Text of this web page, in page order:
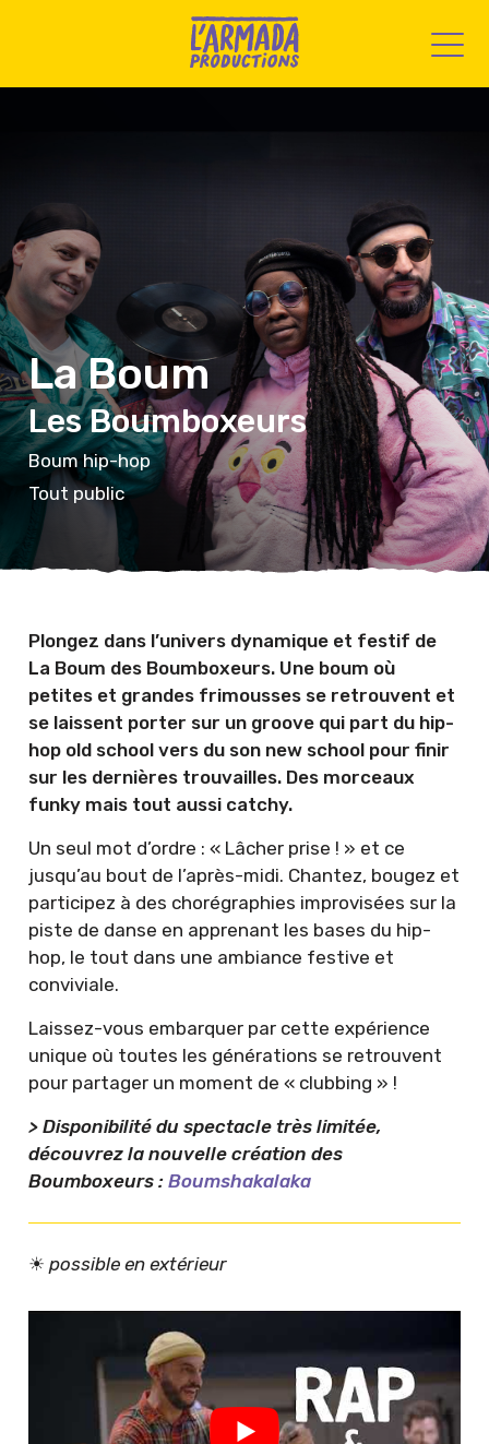
La Boum
Les Boumboxeurs
Boum hip-hop
Tout public
Plongez dans l’univers dynamique et festif de
La Boum des Boumboxeurs. Une boum où
petites et grandes frimousses se retrouvent et
se laissent porter sur un groove qui part du hip-
hop old school vers du son new school pour finir
sur les dernières trouvailles. Des morceaux
funky mais tout aussi catchy.
Un seul mot d’ordre : « Lâcher prise ! » et ce
jusqu’au bout de l’après-midi. Chantez, bougez et
participez à des chorégraphies improvisées sur la
piste de danse en apprenant les bases du hip-
hop, le tout dans une ambiance festive et
conviviale.
Laissez-vous embarquer par cette expérience
unique où toutes les générations se retrouvent
pour partager un moment de « clubbing » !
> Disponibilité du spectacle très limitée,
découvrez la nouvelle création des
Boumboxeurs :Boumshakalaka
☀︎ possible en extérieur